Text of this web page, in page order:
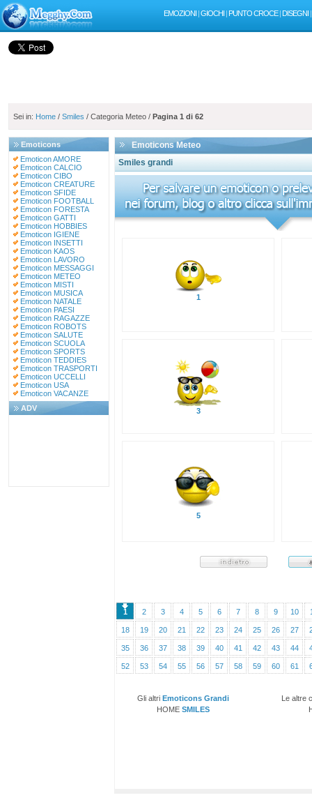
EMOZIONI|GIOCHI| PUNTO CROCE| DISEGNI|
Sei in: Home / Smiles / Categoria Meteo / Pagina 1 di 62
Emoticons
Emoticon AMORE
Emoticon CALCIO
Emoticon CIBO
Emoticon CREATURE
Emoticon SFIDE
Emoticon FOOTBALL
Emoticon FORESTA
Emoticon GATTI
Emoticon HOBBIES
Emoticon IGIENE
Emoticon INSETTI
Emoticon KAOS
Emoticon LAVORO
Emoticon MESSAGGI
Emoticon METEO
Emoticon MISTI
Emoticon MUSICA
Emoticon NATALE
Emoticon PAESI
Emoticon RAGAZZE
Emoticon ROBOTS
Emoticon SALUTE
Emoticon SCUOLA
Emoticon SPORTS
Emoticon TEDDIES
Emoticon TRASPORTI
Emoticon UCCELLI
Emoticon USA
Emoticon VACANZE
ADV
Emoticons Meteo
Smiles grandi
1
3
5
1 2 3 4 5 6 7 8 9 10
18 19 20 21 22 23 24 25 26 27
35 36 37 38 39 40 41 42 43 44
52 53 54 55 56 57 58 59 60 61
Gli altri Emoticons Grandi
Le altre
HOME SMILES